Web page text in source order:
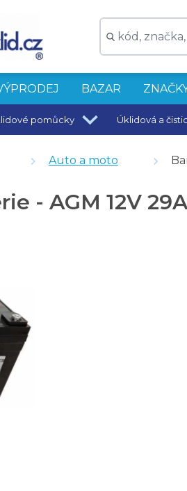
BAZAR
pomůcky Úklidová a
1 B 35 EXIDE
Auto a moto
- AGM 12V 29A